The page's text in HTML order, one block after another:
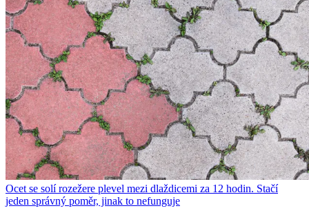
Ocet se solí rozežere plevel mezi dlaždicemi za 12 hodin. Stačí
jeden správný poměr, jinak to nefunguje